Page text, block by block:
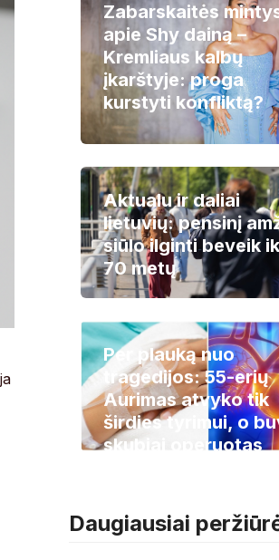
Zabarskaitės
apie Shy dainą –
Kremliaus kalbų
įkarštyje: proga
kurstyti konfliktą?
Aktualu ir daliai
lietuvių: pensinį
siūlo ilginti beveik
70 metų
Per plauką nuo
tragedijos: 55-erių
Aurimas atvyko tik
širdies tyrimui, o
skubiai operuotas
Daugiausiai